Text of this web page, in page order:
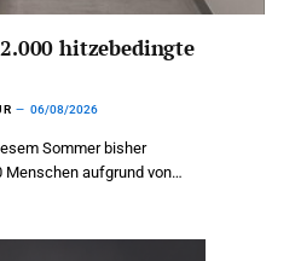
hitzebedingte
06/08/2026
Sommer bisher
aufgrund von…